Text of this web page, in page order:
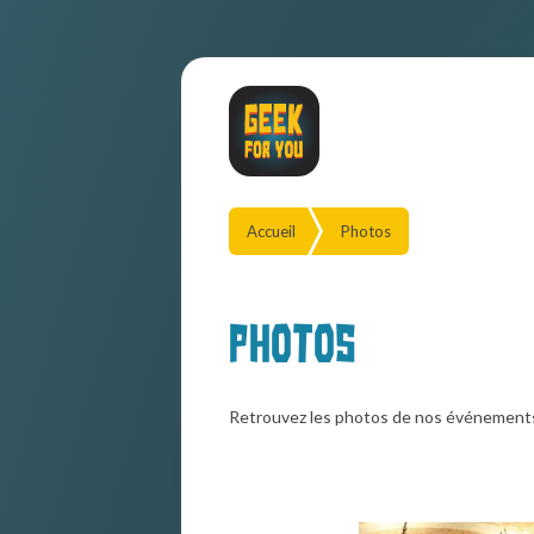
Accueil Photos
Photos
Retrouvez les photos de nos